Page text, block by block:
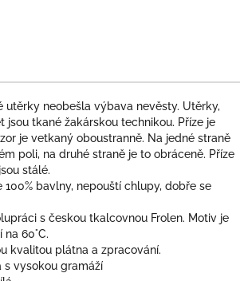
utěrky neobešla výbava nevěsty. Utěrky,
jsou tkané žakárskou technikou. Příze je
je vetkaný oboustranně. Na jedné straně
poli, na druhé straně je to obráceně. Příze
stálé.
bavlny, nepouští chlupy, dobře se
s českou tkalcovnou Frolen. Motiv je
60°C.
kvalitou plátna a zpracování.
s vysokou gramáží